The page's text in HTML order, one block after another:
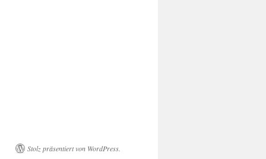
Stolz präsentiert von WordPress.